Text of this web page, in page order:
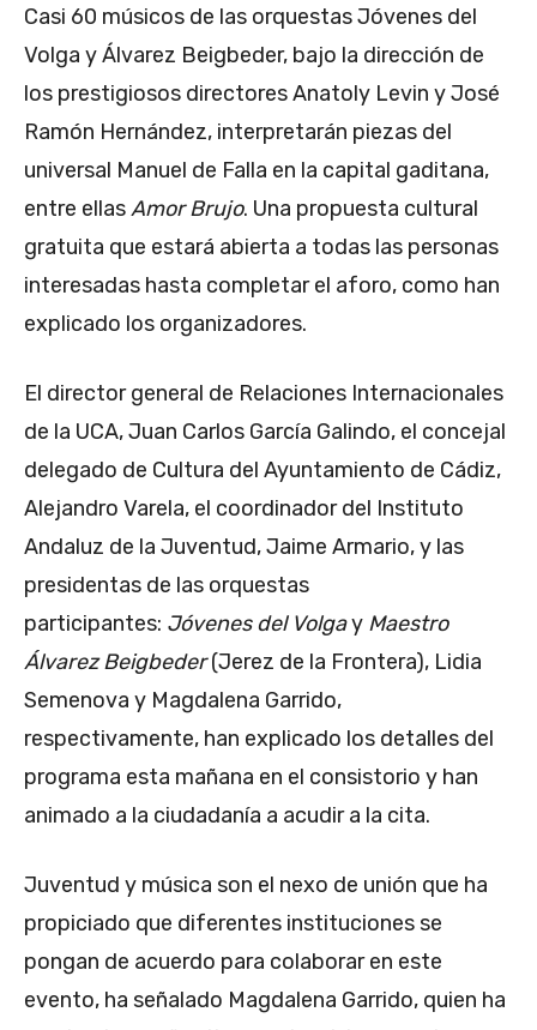
Casi 60 músicos de las orquestas Jóvenes del
Volga y Álvarez Beigbeder, bajo la dirección de
los prestigiosos directores Anatoly Levin y José
Ramón Hernández, interpretarán piezas del
universal Manuel de Falla en la capital gaditana,
entre ellasAmor Brujo. Una propuesta cultural
gratuita que estará abierta a todas las personas
interesadas hasta completar el aforo, como han
explicado los organizadores.
El director general de Relaciones Internacionales
de la UCA, Juan Carlos García Galindo, el concejal
delegado de Cultura del Ayuntamiento de Cádiz,
Alejandro Varela, el coordinador del Instituto
Andaluz de la Juventud, Jaime Armario, y las
presidentas de las orquestas
participantes: Jóvenes del Volgay Maestro
Álvarez Beigbeder(Jerez de la Frontera), Lidia
Semenova y Magdalena Garrido,
respectivamente, han explicado los detalles del
programa esta mañana en el consistorio y han
animado a la ciudadanía a acudir a la cita.
Juventud y música son el nexo de unión que ha
propiciado que diferentes instituciones se
pongan de acuerdo para colaborar en este
evento, ha señalado Magdalena Garrido, quien ha